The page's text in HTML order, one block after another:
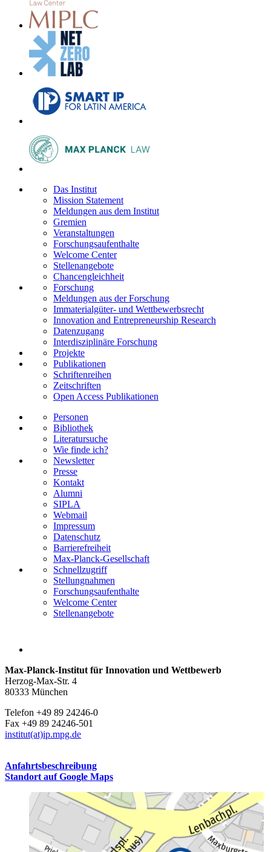
Das Institut
Mission Statement
Meldungen aus dem Institut
Gremien
Veranstaltungen
Forschungsaufenthalte
Welcome Center
Stellenangebote
Chancengleichheit
Forschung
Meldungen aus der Forschung
Immaterialgüter- und Wettbewerbsrecht
Innovation and Entrepreneurship Research
Datenzugang
Interdisziplinäre Forschung
Projekte
Publikationen
Schriftenreihen
Zeitschriften
Open Access Publikationen
Personen
Bibliothek
Literatursuche
Wie finde ich?
Newsletter
Presse
Kontakt
Alumni
SIPLA
Webmail
Impressum
Datenschutz
Barrierefreiheit
Max-Planck-Gesellschaft
Schnellzugriff
Stellungnahmen
Forschungsaufenthalte
Welcome Center
Stellenangebote
Max-Planck-Institut für Innovation und Wettbewerb
Herzog-Max-Str. 4
80333 München
Telefon +49 89 24246-0
Fax +49 89 24246-501
institut(at)ip.mpg.de
Anfahrtsbeschreibung
Standort auf Google Maps